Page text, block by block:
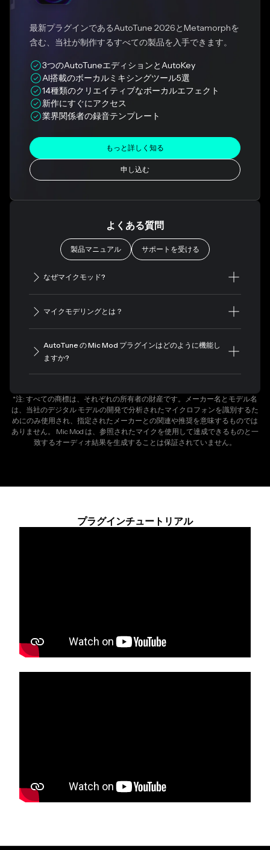
最新プラグインであるAutoTune 2026とMetamorphを
含む、当社が制作するすべての製品を入手できます。
3つのAutoTuneエディションとAutoKey
AI搭載のボーカルミキシングツール5選
14種類のクリエイティブなボーカルエフェクト
新作にすぐにアクセス
業界関係者の録音テンプレート
もっと詳しく知る
申し込む
よくある質問
製品マニュアル サポートを受ける
なぜマイクモッド?
マイクモデリングとは？
AutoTune の Mic Mod プラグインはどのように機能し
ますか?
*注: すべての商標は、それぞれの所有者の財産です。メーカー名とモデル名
は、当社のデジタル モデルの開発で分析されたマイクロフォンを識別するた
めにのみ使用され、指定されたメーカーとの関連や推奨を意味するものでは
ありません。 Mic Mod は、参照されたマイクを使用して達成できるものと一
致するオーディオ結果を生成することは保証されていません。
プラグインチュートリアル